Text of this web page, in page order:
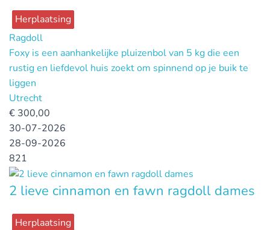
Herplaatsing
Ragdoll
Foxy is een aanhankelijke pluizenbol van 5 kg die een
rustig en liefdevol huis zoekt om spinnend op je buik te
liggen
Utrecht
€ 300,00
30-07-2026
28-09-2026
821
2 lieve cinnamon en fawn ragdoll dames
Herplaatsing